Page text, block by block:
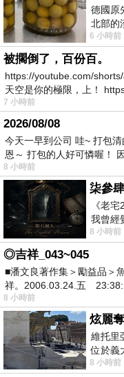
德國原
北部的
堡市吃
6 小時前
被擱倒了，百份百。
https://youtube.com/
天空是你的極限，上！
7 小時前
2026/08/08
今天一早到公司 哇~ 打包
恩～ 打包的人好可憐喔！
8 小時前
柒參
《老
我曾經
震中倒
8 小時前
◎吉祥_043~045
■潘文良著作集＞勵益品＞
祥。2006.03.24.五
8 小時前
炫麗
維托里
位於義
用以紀
8 小時前